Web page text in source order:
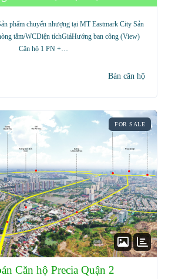
phẩm chuyển nhượng tại MT Eastmark City Sản
tắm/WCDiện tíchGiáHướng ban công (View)
Căn hộ 1 PN +…
Bán căn hộ
FOR SALE
Căn hộ Precia Quận 2